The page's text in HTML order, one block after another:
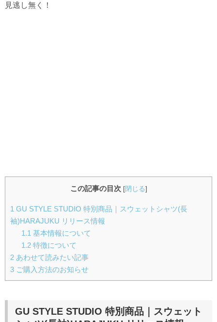
見逃し無く！
この記事の目次 [閉じる]
1 GU STYLE STUDIO 特別商品｜スウェットシャツ(長
袖)HARAJUKU リリース情報
1.1 基本情報について
1.2特徴について
2 あわせて読みたい記事
3 ご購入方法のお知らせ
GU STYLE STUDIO 特別商品｜ スウェット